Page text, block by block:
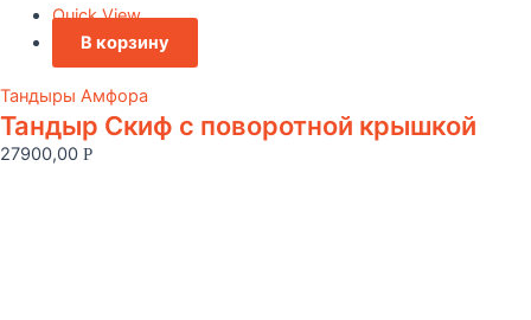
Quick View
В корзину
Тандыры Амфора
Тандыр Скиф с поворотной крышкой
27900,00 Р